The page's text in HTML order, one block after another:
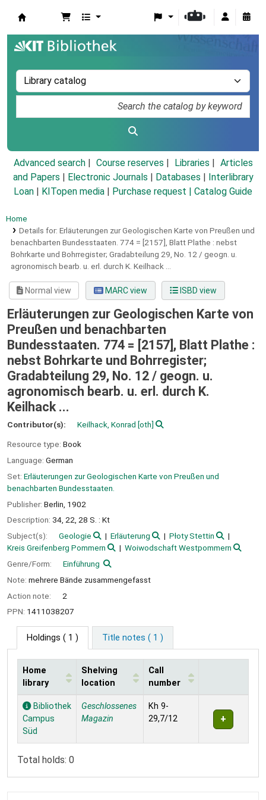
Advanced search Course reserves Libraries
Articles
and Papers
Electronic Journals Databases
Interlibrary
Loan
KITopen media Purchase request | Catalog Guide
Home
Details for: Erläuterungen zur Geologischen Karte von Preußen und
benachbarten Bundesstaaten. 774 = [2157], Blatt Plathe : nebst
Bohrkarte und Bohrregister; Gradabteilung 29, No. 12 / geogn. u.
agronomisch bearb. u. erl. durch K. Keilhack ...
Normal view MARC view ISBD view
Erläuterungen zur Geologischen Karte von
Preußen und benachbarten
Bundesstaaten. 774 = [2157], Blatt Plathe :
nebst Bohrkarte und Bohrregister;
Gradabteilung 29, No. 12 / geogn. u.
agronomisch bearb. u. erl. durch K.
Keilhack ...
Contributor(s): Keilhack, Konrad [oth]
Resource type: Book
Language: German
Set: Erläuterungen zur Geologischen Karte von Preußen und
benachbarten Bundesstaaten.
Publisher: Berlin, 1902
Description: 34, 22, 28 S. : Kt
Subject(s):
Geologie Erläuterung
Płoty Stettin
Kreis Greifenberg Pommern
Woiwodschaft Westpommern
Genre/Form:
Einführung
Note: mehrere Bände zusammengefasst
Action note:
2
PPN: 1411038207
Holdings ( 1 ) Title notes ( 1 )
Holdings
Home
library
Shelving
location
Call
number
Bibliothek
Campus
Süd
Geschlossenes
Magazin
Kh 9-
29,7/12
Total holds: 0